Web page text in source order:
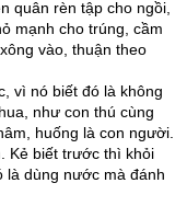
quân rèn tập cho ngồi,
mạnh cho trúng, cầm
vào, thuận theo
vì nó biết đó là không
như con thú cùng
huống là con người.
Kẻ biết trước thì khỏi
là dùng nước mà đánh